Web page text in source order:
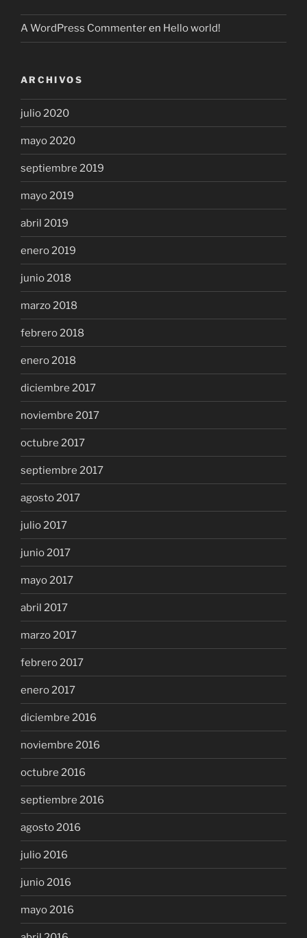
A WordPress Commenteren Hello world!
ARCHIVOS
julio 2020
mayo 2020
septiembre 2019
mayo 2019
abril 2019
enero 2019
junio 2018
marzo 2018
febrero 2018
enero 2018
diciembre 2017
noviembre 2017
octubre 2017
septiembre 2017
agosto 2017
julio 2017
junio 2017
mayo 2017
abril 2017
marzo 2017
febrero 2017
enero 2017
diciembre 2016
noviembre 2016
octubre 2016
septiembre 2016
agosto 2016
julio 2016
junio 2016
mayo 2016